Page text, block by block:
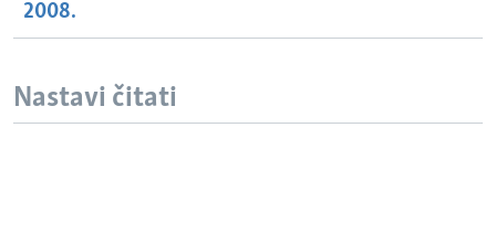
2008.
Nastavi čitati